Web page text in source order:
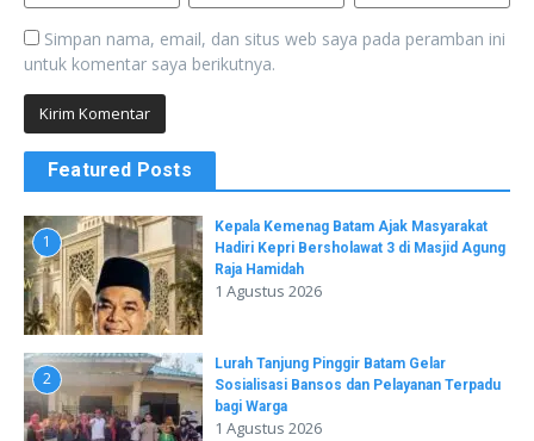
Simpan nama, email, dan situs web saya pada peramban ini
untuk komentar saya berikutnya.
Featured Posts
1
Kepala Kemenag Batam Ajak Masyarakat
Hadiri Kepri Bersholawat 3 di Masjid Agung
Raja Hamidah
1 Agustus 2026
2
Lurah Tanjung Pinggir Batam Gelar
Sosialisasi Bansos dan Pelayanan Terpadu
bagi Warga
1 Agustus 2026